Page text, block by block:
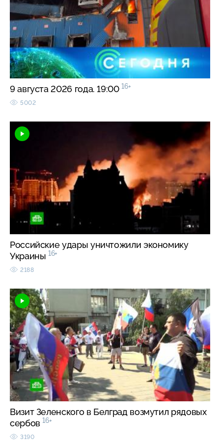
9 августа 2026 года. 19:00 16+
5002
Российские удары уничтожили экономику
Украины 16+
2188
Визит Зеленского в Белград возмутил рядовых
сербов 16+
3190